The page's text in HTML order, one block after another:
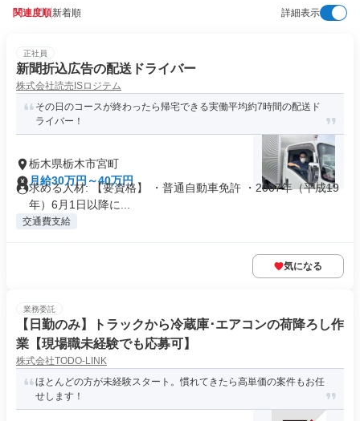
関連度順新着順 詳細表示
正社員
新聞折込広告の配送ドライバー
株式会社読売ISロジテム
その日のコースが終わったら帰宅できる実働平均約7時間の配送ド
ライバー！
栃木県栃木市宮町
月給30万円～40万円
求める人材: 【要資格】 ・普通自動車免許 ・2007年（平成19
年）6月1日以降に...
交通費支給
気になる
業務委託
【日勤のみ】トラックから冷蔵庫･エアコンの荷降ろし作
業【現場職未経験でも応募可】
株式会社TODO-LINK
ほとんどの方が未経験スタート。慣れてきたら高単価の案件もお任
せします！